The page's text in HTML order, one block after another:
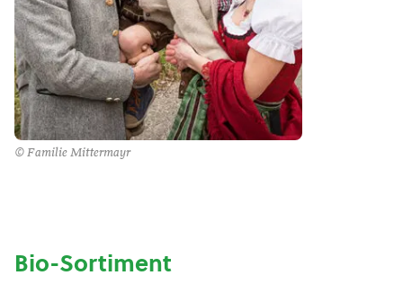
© Familie Mittermayr
Bio-Sortiment